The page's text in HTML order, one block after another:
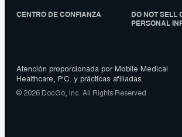
CENTRO DE CONFIANZA
DO NOT SELL
PERSONAL
Atención proporcionada por Mobile Medical
Healthcare, P.C. y prácticas afiliadas.
© 2026 DocGo, Inc. All Rights Reserved